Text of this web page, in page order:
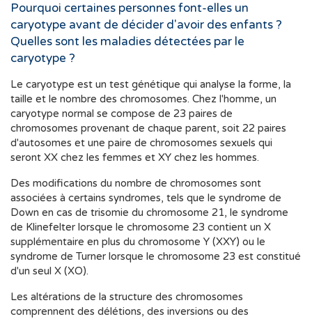
Pourquoi certaines personnes font-elles un
caryotype avant de décider d'avoir des enfants ?
Quelles sont les maladies détectées par le
caryotype ?
Le caryotype est un test génétique qui analyse la forme, la
taille et le nombre des chromosomes. Chez l'homme, un
caryotype normal se compose de 23 paires de
chromosomes provenant de chaque parent, soit 22 paires
d'autosomes et une paire de chromosomes sexuels qui
seront XX chez les femmes et XY chez les hommes.
Des modifications du nombre de chromosomes sont
associées à certains syndromes, tels que le syndrome de
Down en cas de trisomie du chromosome 21, le syndrome
de Klinefelter lorsque le chromosome 23 contient un X
supplémentaire en plus du chromosome Y (XXY) ou le
syndrome de Turner lorsque le chromosome 23 est constitué
d'un seul X (XO).
Les altérations de la structure des chromosomes
comprennent des délétions, des inversions ou des